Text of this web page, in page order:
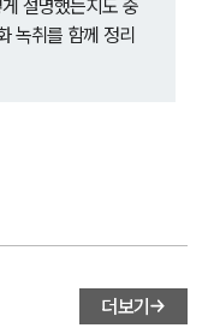
설명했는지도 중
녹취를 함께 정리
더보기